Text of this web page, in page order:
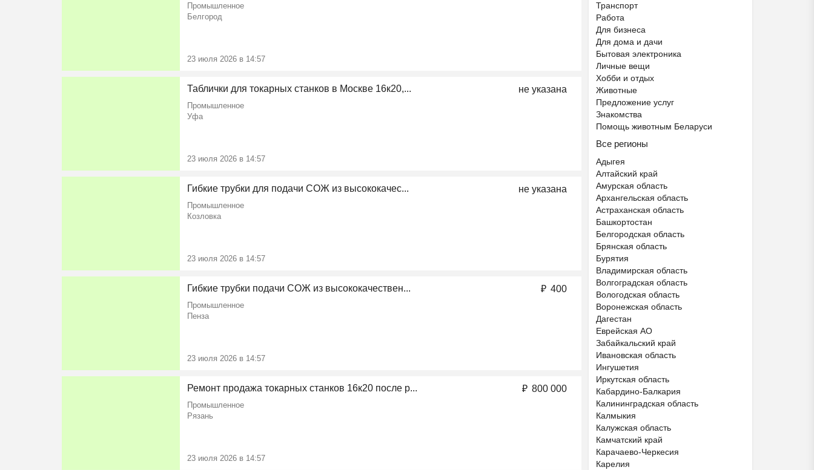
Промышленное
Белгород
23 июля 2026 в 14:57
Таблички для токарных станков в Москве 16к20,...
Промышленное
Уфа
23 июля 2026 в 14:57
не указана
Гибкие трубки для подачи СОЖ из высококачес...
Промышленное
Козловка
23 июля 2026 в 14:57
не указана
Гибкие трубки подачи СОЖ из высококачествен...
Промышленное
Пенза
23 июля 2026 в 14:57
₽ 400
Ремонт продажа токарных станков 16к20 после р...
Промышленное
Рязань
23 июля 2026 в 14:57
₽ 800 000
Частная школа ОБРАЗОВА...
₽
37 000
Частный детский сад ОБ...
₽ 27 000Пятигорск
Транспорт
Работа
Для бизнеса
Для дома и дачи
Бытовая электроника
Личные вещи
Хобби и отдых
Животные
Предложение услуг
Знакомства
Помощь животным Беларуси
Все регионы
Адыгея
Алтайский край
Амурская область
Архангельская область
Астраханская область
Башкортостан
Белгородская область
Брянская область
Бурятия
Владимирская область
Волгоградская область
Вологодская область
Воронежская область
Дагестан
Еврейская АО
Забайкальский край
Ивановская область
Ингушетия
Иркутская область
Кабардино-Балкария
Калининградская область
Калмыкия
Калужская область
Камчатский край
Карачаево-Черкесия
Карелия